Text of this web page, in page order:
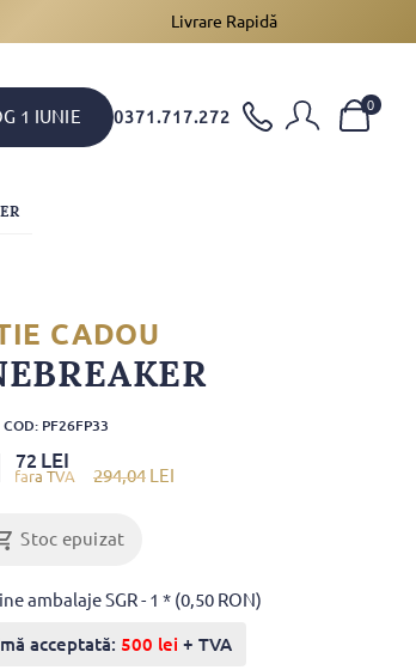
Livrare Rapidă
1 IUNIE 0371.717.272
0
CADOU
COD: PF26FP33
294,04 LEI
72 LEI
Stoc epuizat
ambalaje SGR - 1 * (0,50 RON)
acceptată: 500 lei + TVA